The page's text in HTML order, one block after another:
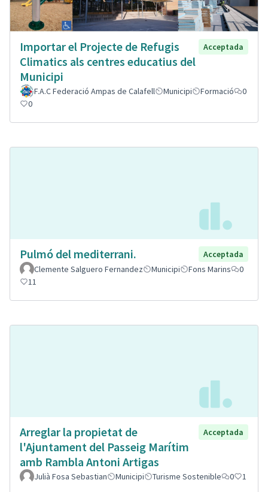
Importar el Projecte de Refugis
Climatics als centres educatius del
Municipi
Acceptada
F.A.C Federació Ampas de Calafell Municipi Formació
0
0
Pulmó del mediterrani.
Acceptada
Clemente Salguero Fernandez
Municipi Fons Marins
0
11
Arreglar la propietat de
l'Ajuntament del Passeig Marítim
amb Rambla Antoni Artigas
Acceptada
Julià Fosa Sebastian Municipi Turisme Sostenible 0 1